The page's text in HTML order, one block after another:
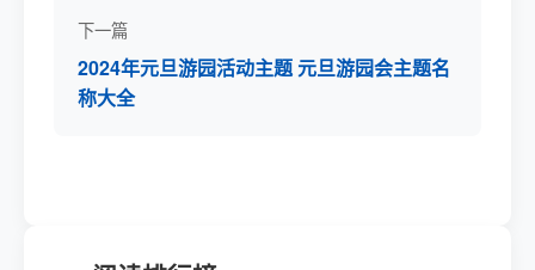
下一篇
2024年元旦游园活动主题 元旦游园会主题名
称大全